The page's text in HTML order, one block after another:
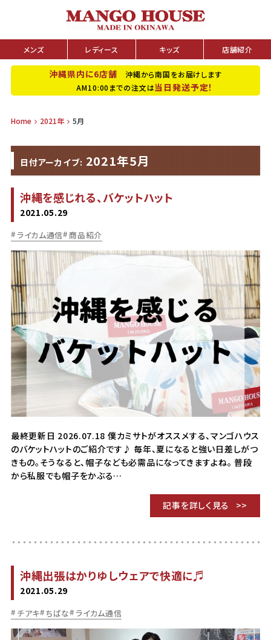
メンズ レディース キッズ 店舗紹介
沖縄県内に6店舗 沖縄から南国をお届けします
AM10:00までの注文は当日発送予定！
Home 2021年 5月
日付アーカイブ: 2021年5月
沖縄を感じれる、バケットハット
2021.05.29
ライカム通信 商品紹介
最終更新日 2026.07.18 僕カミサトがオススメする、マンゴハウス
のバケットハットのご紹介です♪ 毎年、夏になると強い日差しがつ
きもの。そうなると、帽子なども必需品になってきますよね。 普段
から私服でも帽子をかぶる…
記事を詳しく見る
沖縄出張はかりゆしウェアで快適に♬
2021.05.29
チアキ ちばな ライカム通信